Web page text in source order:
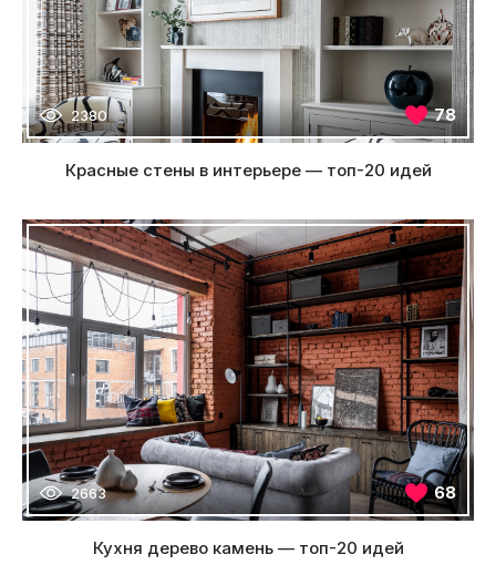
2380 78
Красные стены в интерьере — топ-20 идей
2663 68
Кухня дерево камень — топ-20 идей